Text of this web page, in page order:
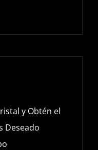
y Obtén el
Deseado